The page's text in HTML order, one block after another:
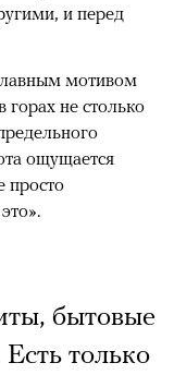
и перед
мотивом
горах не столько
ощущается
просто
бытовые
только